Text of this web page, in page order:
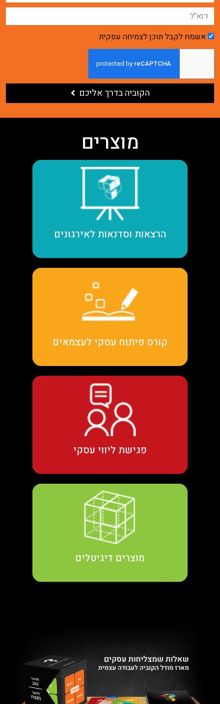
אשמח לקבל תוכן לצמיחה עסקית
הקוביה בדרך אליכם
מוצרים
הרצאות וסדנאות לאירגונים
קראו עוד
קורס פיתוח עסקי לעצמאים
קראו עוד
פגישת ליווי עסקי
קראו עוד
מוצרים דיגיטלים
קראו עוד